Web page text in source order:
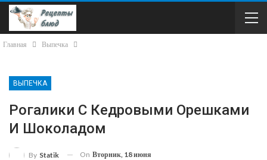
Главная Выпечка
ВЫПЕЧКА
Рогалики С Кедровыми Орешками
И Шоколадом
By Statik On Вторник, 18 июня